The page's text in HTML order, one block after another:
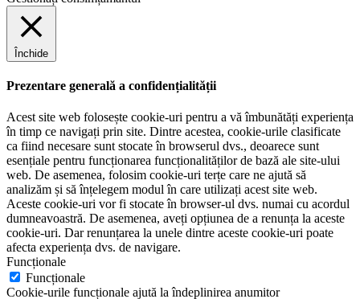
Închide
Prezentare generală a confidențialității
Acest site web folosește cookie-uri pentru a vă îmbunătăți experiența
în timp ce navigați prin site. Dintre acestea, cookie-urile clasificate
ca fiind necesare sunt stocate în browserul dvs., deoarece sunt
esențiale pentru funcționarea funcționalităților de bază ale site-ului
web. De asemenea, folosim cookie-uri terțe care ne ajută să
analizăm și să înțelegem modul în care utilizați acest site web.
Aceste cookie-uri vor fi stocate în browser-ul dvs. numai cu acordul
dumneavoastră. De asemenea, aveți opțiunea de a renunța la aceste
cookie-uri. Dar renunțarea la unele dintre aceste cookie-uri poate
afecta experiența dvs. de navigare.
Funcționale
Funcționale
Cookie-urile funcționale ajută la îndeplinirea anumitor